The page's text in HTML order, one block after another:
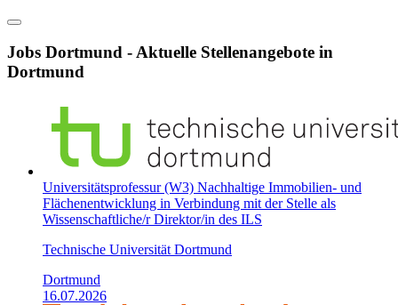
Jobs Dortmund - Aktuelle Stellenangebote in
Dortmund
Universitätsprofessur (W3) Nachhaltige Immobilien- und
Flächenentwicklung in Verbindung mit der Stelle als
Wissenschaftliche/r Direktor/in des ILS
Technische Universität Dortmund
Dortmund
16.07.2026